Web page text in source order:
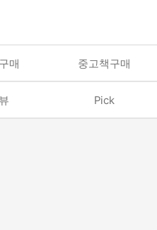
매 중고책구매
Pick